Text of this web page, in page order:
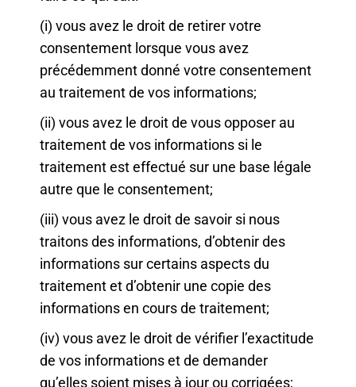
(i) vous avez le droit de retirer votre
consentement lorsque vous avez
précédemment donné votre consentement
au traitement de vos informations;
(ii) vous avez le droit de vous opposer au
traitement de vos informations si le
traitement est effectué sur une base légale
autre que le consentement;
(iii) vous avez le droit de savoir si nous
traitons des informations, d’obtenir des
informations sur certains aspects du
traitement et d’obtenir une copie des
informations en cours de traitement;
(iv) vous avez le droit de vérifier l’exactitude
de vos informations et de demander
qu’elles soient mises à jour ou corrigées;